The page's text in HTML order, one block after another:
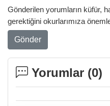
Gönderilen yorumların küfür,
gerektiğini okurlarımıza önemle
Gönder
Yorumlar (0)